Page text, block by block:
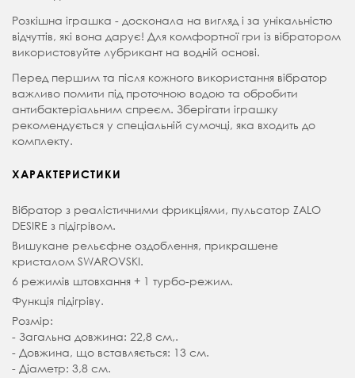
Розкішна іграшка - досконала на вигляд і за унікальністю
відчуттів, які вона дарує! Для комфортної гри із вібратором
використовуйте лубрикант на водній основі.
Перед першим та після кожного використання вібратор
важливо помити під проточною водою та обробити
антибактеріальним спреєм. Зберігати іграшку
рекомендується у спеціальній сумочці, яка входить до
комплекту.
ХАРАКТЕРИСТИКИ
Вібратор з реалістичними фрикціями, пульсатор ZALO
DESIRE з підігрівом.
Вишукане рельєфне оздоблення, прикрашене
кристалом SWAROVSKI.
6 режимів штовхання + 1 турбо-режим.
Функція підігріву.
Розмір:
- Загальна довжина: 22,8 см,.
- Довжина, що вставляється: 13 см.
- Діаметр: 3,8 см.